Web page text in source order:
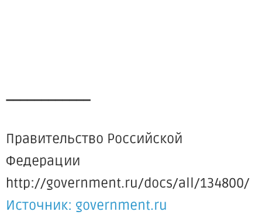
Правительство Российской
Федерации
http://government.ru/docs/all/134800/
Источник: government.ru